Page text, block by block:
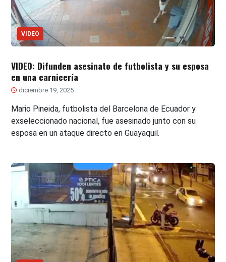
VIDEO
VIDEO: Difunden asesinato de futbolista y su esposa
en una carnicería
diciembre 19, 2025
Mario Pineida, futbolista del Barcelona de Ecuador y
exseleccionado nacional, fue asesinado junto con su
esposa en un ataque directo en Guayaquil.